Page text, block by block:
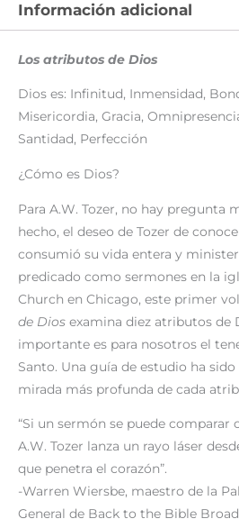
Información adicional
Los atributos de Dios
Dios es: Infinitud, Inmensidad,
Misericordia, Gracia,
Santidad, Perfección
¿Cómo es Dios?
Para A.W. Tozer, no hay pregunta
hecho, el deseo de Tozer de
consumió su vida entera y
predicado como sermones en la
Church en Chicago, este primer
de Dios examina diez atributos de
importante es para nosotros el
Santo. Una guía de estudio ha sido
mirada más profunda de cada
“Si un sermón se puede comparar
A.W. Tozer lanza un rayo láser
que penetra el corazón”.
-Warren Wiersbe, maestro de la
General de Back to the Bible